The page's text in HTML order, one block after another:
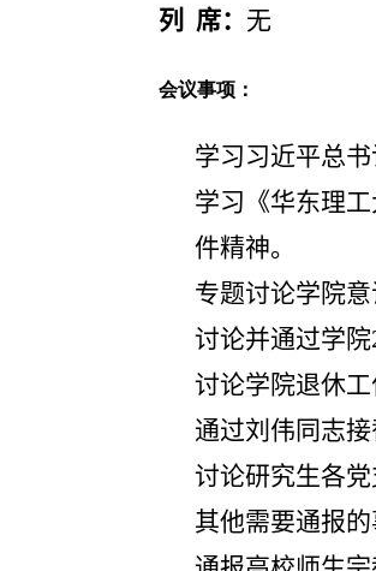
列 席： 无
会议事项：
学习习近平总
学习《华东理
件精神。
专题讨论学院
讨论并通过学院
讨论学院退休
通过刘伟同志
讨论研究生各
其他需要通报